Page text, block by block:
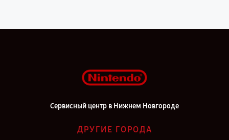
Сервисный центр в Нижнем Новгороде
ДРУГИЕ ГОРОДА